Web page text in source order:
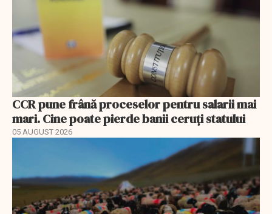
CCR pune frână proceselor pentru salarii mai
mari. Cine poate pierde banii ceruți statului
05 AUGUST 2026